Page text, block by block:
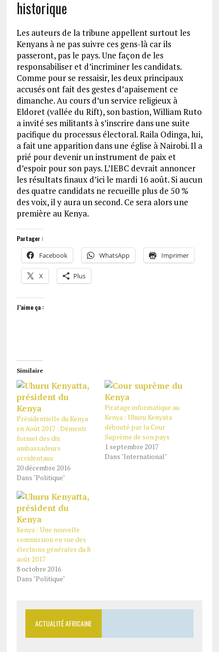
historique
Les auteurs de la tribune appellent surtout les
Kenyans à ne pas suivre ces gens-là car ils
passeront, pas le pays. Une façon de les
responsabiliser et d’incriminer les candidats.
Comme pour se ressaisir, les deux principaux
accusés ont fait des gestes d’apaisement ce
dimanche. Au cours d’un service religieux à
Eldoret (vallée du Rift), son bastion, William Ruto
a invité ses militants à s’inscrire dans une suite
pacifique du processus électoral. Raila Odinga, lui,
a fait une apparition dans une église à Nairobi. Il a
prié pour devenir un instrument de paix et
d’espoir pour son pays. L’IEBC devrait annoncer
les résultats finaux d’ici le mardi 16 août. Si aucun
des quatre candidats ne recueille plus de 50 %
des voix, il y aura un second. Ce sera alors une
première au Kenya.
Partager :
Facebook WhatsApp Imprimer
X Plus
J’aime ça :
Similaire
Présidentielle du Kenya
en Août 2017 : Démenti
formel des dix
ambassadeurs
occidentaux
20 décembre 2016
Dans "Politique"
Piratage informatique au
Kenya : Uhuru Kenyata
débouté par la Cour
Suprême de son pays
1 septembre 2017
Dans "International"
Kenya : Une nouvelle
commission en vue des
élections générales du 8
août 2017
8 octobre 2016
Dans "Politique"
ACTUALITÉ AFRICAINE